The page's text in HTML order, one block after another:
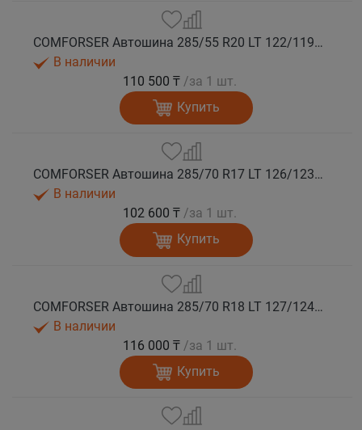
COMFORSER Автошина 285/55 R20 LT 122/119Q CF9000 R/T RWL 10PR лето
В наличии
110 500 ₸ /за 1 шт.
Купить
COMFORSER Автошина 285/70 R17 LT 126/123Q CF9000 R/T RWL 10PR лето
В наличии
102 600 ₸ /за 1 шт.
Купить
COMFORSER Автошина 285/70 R18 LT 127/124Q CF9000 R/T RWL 10PR лето
В наличии
116 000 ₸ /за 1 шт.
Купить